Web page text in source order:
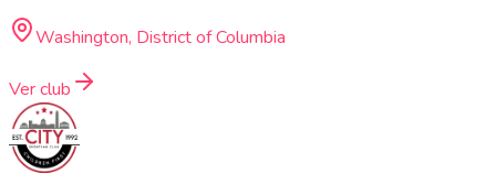
Washington, District of Columbia
Ver club